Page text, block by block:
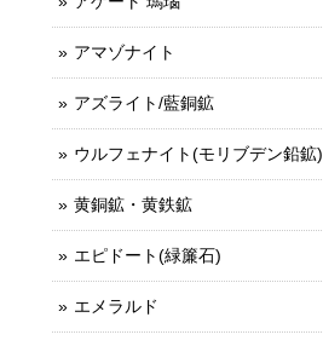
アマゾナイト
アズライト/藍銅鉱
ウルフェナイト(モリブデン鉛鉱)
黄銅鉱・黄鉄鉱
エピドート(緑簾石)
エメラルド